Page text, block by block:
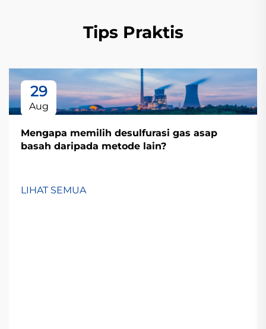
Tips Praktis
29
Aug
Mengapa memilih desulfurasi gas asap
basah daripada metode lain?
LIHAT SEMUA